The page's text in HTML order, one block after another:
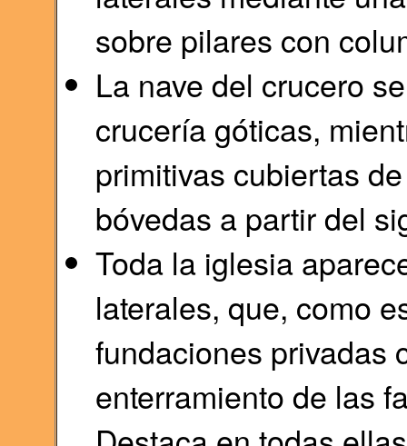
sobre pilares con
La nave del crucero
crucería góticas,
primitivas cubiertas
bóvedas a partir del
Toda la iglesia
laterales, que, como
fundaciones privadas
enterramiento de las